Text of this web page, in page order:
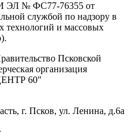
ЭЛ № ФС77-76355 от
службой по надзору в
технологий и массовых
Псковской
организация
60"
г. Псков, ул. Ленина, д.6а